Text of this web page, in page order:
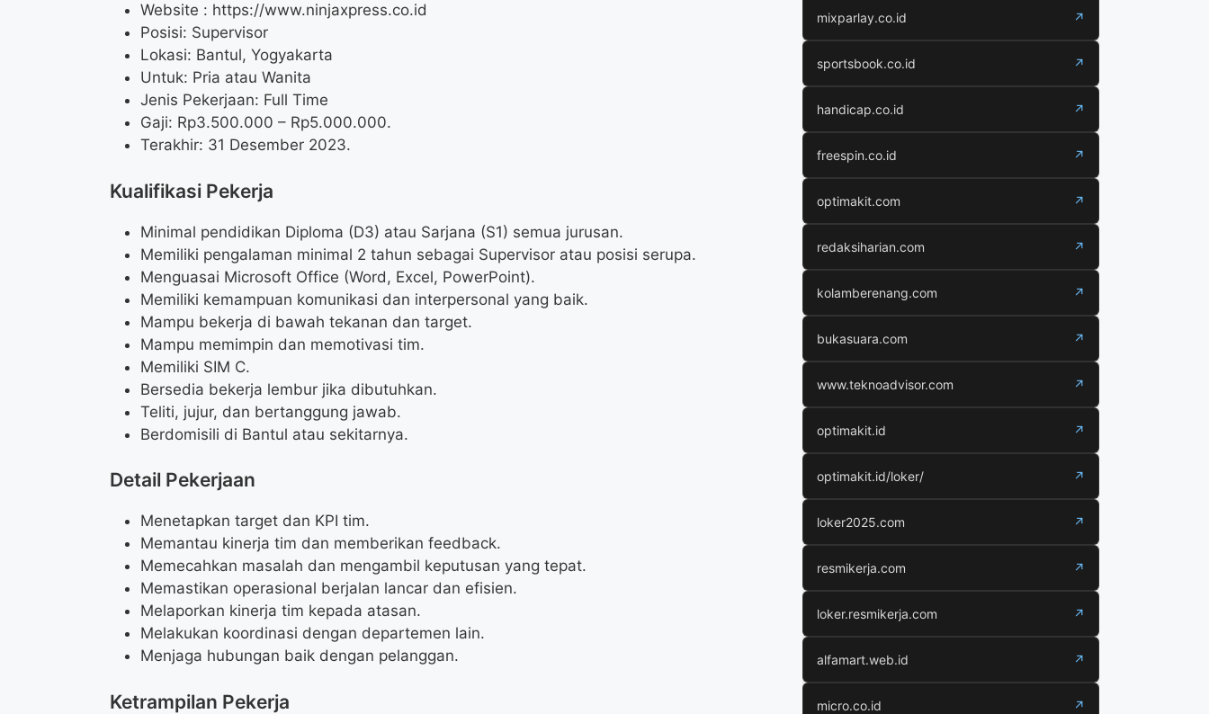
Website : https://www.ninjaxpress.co.id
Posisi: Supervisor
Lokasi: Bantul, Yogyakarta
Untuk: Pria atau Wanita
Jenis Pekerjaan: Full Time
Gaji: Rp3.500.000 – Rp5.000.000.
Terakhir: 31 Desember 2023.
Kualifikasi Pekerja
Minimal pendidikan Diploma (D3) atau Sarjana (S1) semua jurusan.
Memiliki pengalaman minimal 2 tahun sebagai Supervisor atau posisi serupa.
Menguasai Microsoft Office (Word, Excel, PowerPoint).
Memiliki kemampuan komunikasi dan interpersonal yang baik.
Mampu bekerja di bawah tekanan dan target.
Mampu memimpin dan memotivasi tim.
Memiliki SIM C.
Bersedia bekerja lembur jika dibutuhkan.
Teliti, jujur, dan bertanggung jawab.
Berdomisili di Bantul atau sekitarnya.
Detail Pekerjaan
Menetapkan target dan KPI tim.
Memantau kinerja tim dan memberikan feedback.
Memecahkan masalah dan mengambil keputusan yang tepat.
Memastikan operasional berjalan lancar dan efisien.
Melaporkan kinerja tim kepada atasan.
Melakukan koordinasi dengan departemen lain.
Menjaga hubungan baik dengan pelanggan.
Ketrampilan Pekerja
mixparlay.co.id ↗
sportsbook.co.id ↗
handicap.co.id ↗
freespin.co.id ↗
optimakit.com ↗
redaksiharian.com ↗
kolamberenang.com ↗
bukasuara.com ↗
www.teknoadvisor.com ↗
optimakit.id ↗
optimakit.id/loker/ ↗
loker2025.com ↗
resmikerja.com ↗
loker.resmikerja.com ↗
alfamart.web.id ↗
micro.co.id ↗